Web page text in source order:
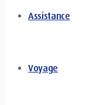
Assistance
Voyage